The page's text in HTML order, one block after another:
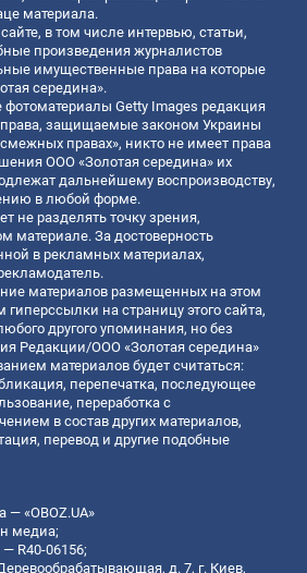
материала.
в том числе интервью, статьи,
произведения журналистов
имущественные права на которые
середина».
Getty Images редакция
защищаемые законом Украины
правах», никто не имеет права
ООО «Золотая середина» их
дальнейшему воспроизводству,
в любой форме.
не разделять точку зрения,
материале. За достоверность
в рекламных материалах,
материалов размещенных на этом
гиперссылки на страницу этого сайта,
другого упоминания, но без
Редакции/ООО «Золотая середина»
материалов будет считаться:
перепечатка, последующее
переработка с
в состав других материалов,
перевод и другие подобные
«OBOZ.UA»
медиа;
R40-06156;
д. 7, г. Киев,